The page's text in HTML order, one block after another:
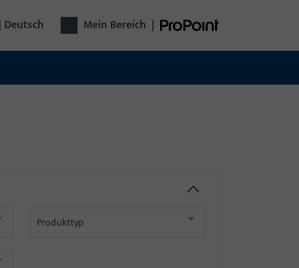
Deutsch Mein Bereich |
Produkttyp